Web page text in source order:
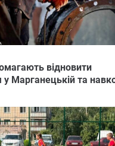
відновити
у Марганецькій та